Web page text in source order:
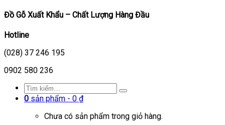
Đồ Gỗ Xuất Khẩu – Chất Lượng Hàng Đầu
Hotline
(028) 37 246 195
0902 580 236
0 sản phẩm - 0 ₫
Chưa có sản phẩm trong giỏ hàng.